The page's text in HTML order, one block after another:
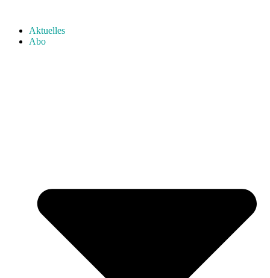
Aktuelles
Abo